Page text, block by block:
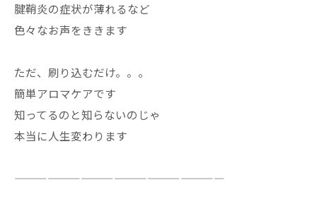
腱鞘炎の症状が薄れるなど
色々なお声をききます
ただ、刷り込むだけ。。。
簡単アロマケアです
知ってるのと知らないのじゃ
本当に人生変わります
———————————————————